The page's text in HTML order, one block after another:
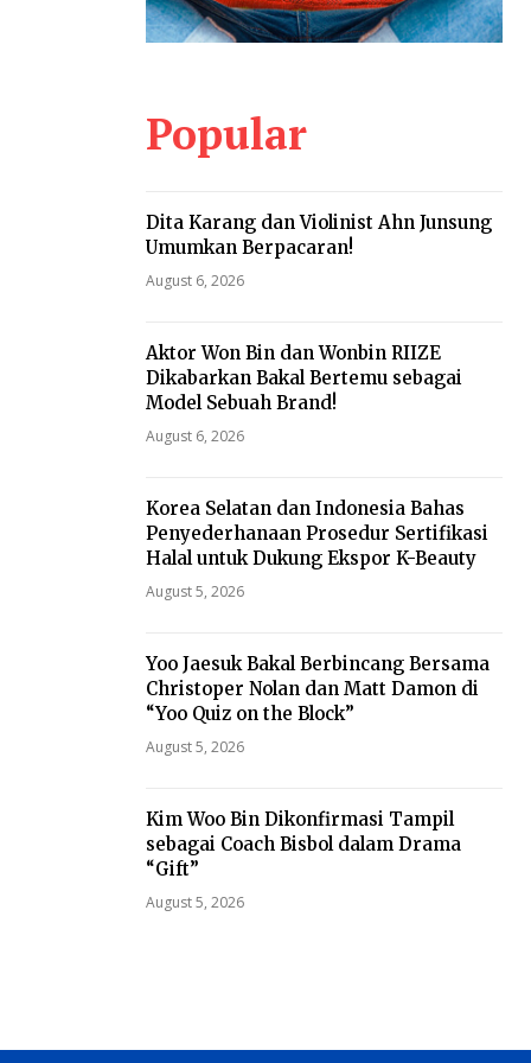
Popular
Dita Karang dan Violinist Ahn Junsung
Umumkan Berpacaran!
August 6, 2026
Aktor Won Bin dan Wonbin RIIZE
Dikabarkan Bakal Bertemu sebagai
Model Sebuah Brand!
August 6, 2026
Korea Selatan dan Indonesia Bahas
Penyederhanaan Prosedur Sertifikasi
Halal untuk Dukung Ekspor K-Beauty
August 5, 2026
Yoo Jaesuk Bakal Berbincang Bersama
Christoper Nolan dan Matt Damon di
“Yoo Quiz on the Block”
August 5, 2026
Kim Woo Bin Dikonfirmasi Tampil
sebagai Coach Bisbol dalam Drama
“Gift”
August 5, 2026